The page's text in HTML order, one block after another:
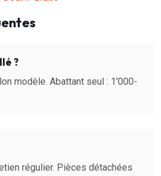
?
modèle. Abattant seul : 1'000-
régulier. Pièces détachées